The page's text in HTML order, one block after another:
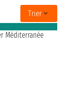
Trier